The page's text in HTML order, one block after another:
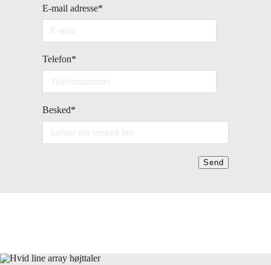
E-mail adresse*
Telefon*
Besked*
Send